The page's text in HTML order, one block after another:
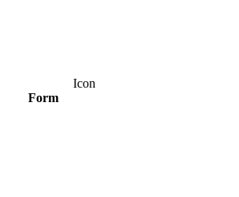
Form
Icon